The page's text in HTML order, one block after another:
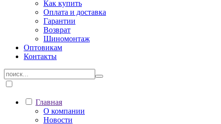
Как купить
Оплата и доставка
Гарантии
Возврат
Шиномонтаж
Оптовикам
Контакты
Главная
О компании
Новости